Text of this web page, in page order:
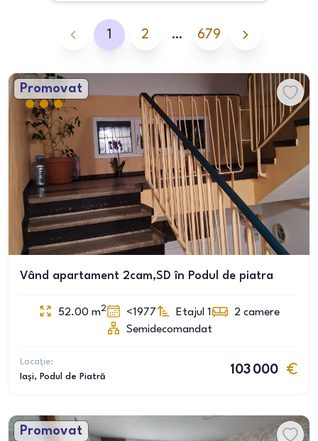
1 2 … 679
Promovat
Vând apartament 2cam,SD în Podul de piatra
52.00 m2 <1977 Etajul 1 2 camere
Semidecomandat
Locație:
Iași, Podul de Piatră
103 000
Promovat